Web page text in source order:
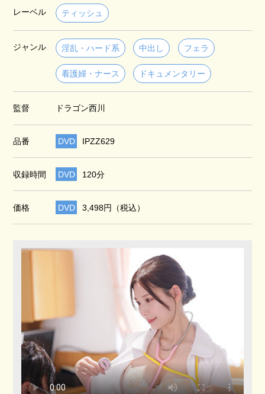
レーベル ティッシュ
ジャンル 淫乱・ハード系 中出し フェラ
看護婦・ナース ドキュメンタリー
監督 ドラゴン西川
品番 DVD IPZZ629
収録時間 DVD 120分
価格 DVD 3,498円（税込）